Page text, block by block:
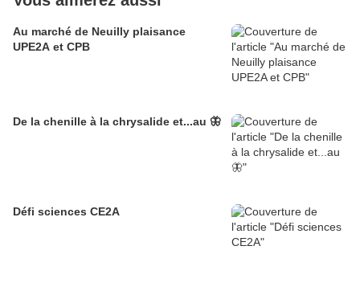
Au marché de Neuilly plaisance
UPE2A et CPB
De la chenille à la chrysalide et...au 🦋
Défi sciences CE2A